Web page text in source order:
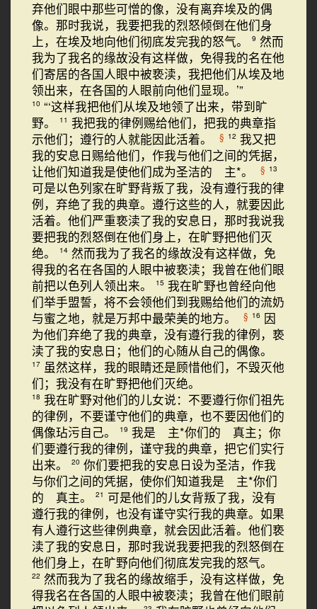
弃他们眼中那些可憎的像，没有离弃埃及的偶
像。那时我说，我要把我的烈怒倾倒在他们身
上，在埃及地向他们彻底发完我的怒气。
9 然而
我为了我名的缘故没有这样做，免得我的名在他
们寄居的各国人眼中被亵渎，我把他们从埃及地
领出来，在各国的人眼前向他们显现。’”
10 “‘这样我把他们从埃及地领了出来，带到旷
野。
11 我把我的律例赐给他们，把我的典章指
示他们；遵行的人就能因此活着。
§ 12 我又把
我的安息日赐给他们，作我与他们之间的凭据，
让他们知道我是使他们成为圣洁的 主*。
§ 13
可是以色列家在旷野背叛了我，没有遵行我的律
例，弃绝了我的典章。遵行这些的人，就要因此
活着。他们严重亵渎了我的安息日，那时我说我
要把我的烈怒倒在他们身上，在旷野把他们灭
绝。
14 然而我为了我名的缘故没有这样做，免
得我的名在各国的人眼中被亵渎；我曾在他们眼
前把以色列人领出来。
15 我在旷野也曾经向他
们举手盟誓，将不会领他们到我赐给他们的流奶
与蜜之地，就是万邦中最荣美的地方。
§ 16 因
为他们弃绝了我的典章，没有遵行我的律例，亵
渎了我的安息日；他们的心随从自己的偶像。
17 虽然这样，我的眼睛还是顾惜他们，不毁灭他
们；我没有在旷野把他们灭绝。
18 我在旷野对他们的儿女说：不要遵行你们祖先
的律例，不要谨守他们的典章，也不要因他们的
偶像玷污自己。
19 我是 主*你们的 真主；你
们要遵行我的律例，谨守我的典章，把它们实行
出来。
20 你们要把我的安息日设为圣洁，作我
与你们之间的凭据，使你们知道我是 主*你们
的 真主。
21 可是他们的儿女背叛了我，没有
遵行我的律例，也没有谨守实行我的典章。如果
有人遵行这些律例典章，就会因此活着。他们亵
渎了我的安息日，那时我说我要把我的烈怒倒在
他们身上，在旷野向他们彻底发完我的怒气。
22 然而我为了我名的缘故缩手，没有这样做，免
得我名在各国的人眼中被亵渎；我曾在他们眼前